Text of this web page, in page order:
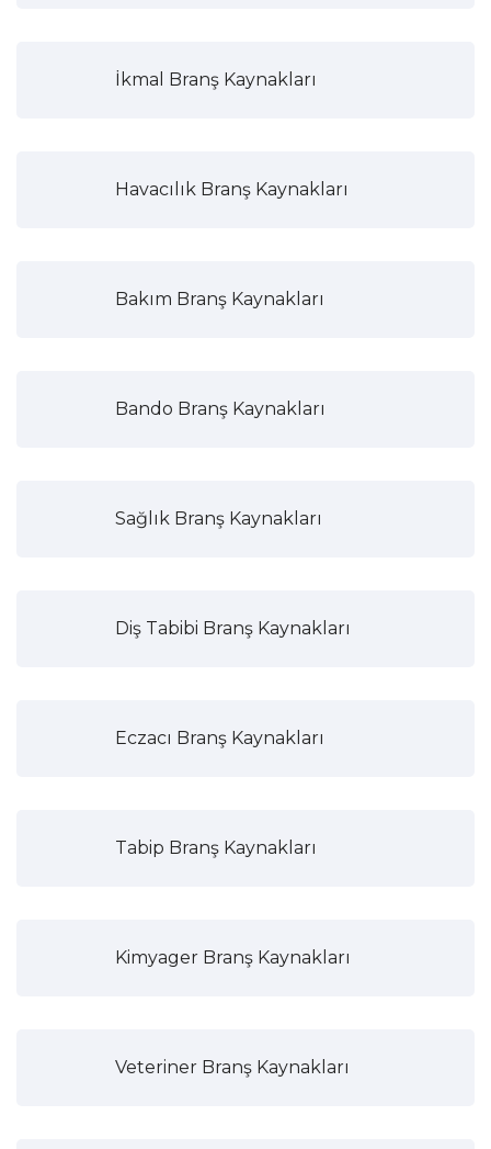
İkmal Branş Kaynakları
Havacılık Branş Kaynakları
Bakım Branş Kaynakları
Bando Branş Kaynakları
Sağlık Branş Kaynakları
Diş Tabibi Branş Kaynakları
Eczacı Branş Kaynakları
Tabip Branş Kaynakları
Kimyager Branş Kaynakları
Veteriner Branş Kaynakları